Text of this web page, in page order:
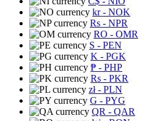
kr- NOK
Rs - NPR
RO - OMR
S - PEN
K - PGK
₱ - PHP
Rs - PKR
zł- PLN
G - PYG
QR - QAR